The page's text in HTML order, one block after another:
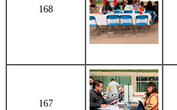
168
167